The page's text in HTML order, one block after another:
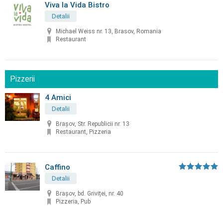
Viva la Vida Bistro
Detalii
Michael Weiss nr. 13, Brasov, Romania
Restaurant
Pizzerii
4 Amici
Detalii
Brașov, Str. Republicii nr. 13
Restaurant, Pizzeria
Caffino
Detalii
Braşov, bd. Griviței, nr. 40
Pizzeria, Pub